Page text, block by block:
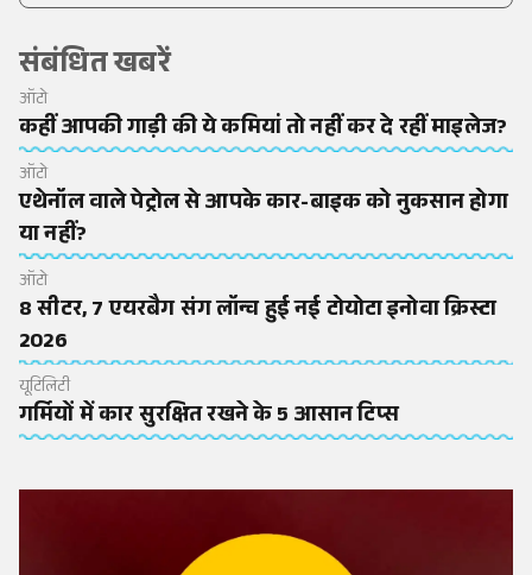
संबंधित खबरें
ऑटो
कहीं आपकी गाड़ी की ये कमियां तो नहीं कर दे रहीं माइलेज?
ऑटो
एथेनॉल वाले पेट्रोल से आपके कार-बाइक को नुकसान होगा
या नहीं?
ऑटो
8 सीटर, 7 एयरबैग संग लॉन्च हुई नई टोयोटा इनोवा क्रिस्टा
2026
यूटिलिटी
गर्मियों में कार सुरक्षित रखने के 5 आसान टिप्स